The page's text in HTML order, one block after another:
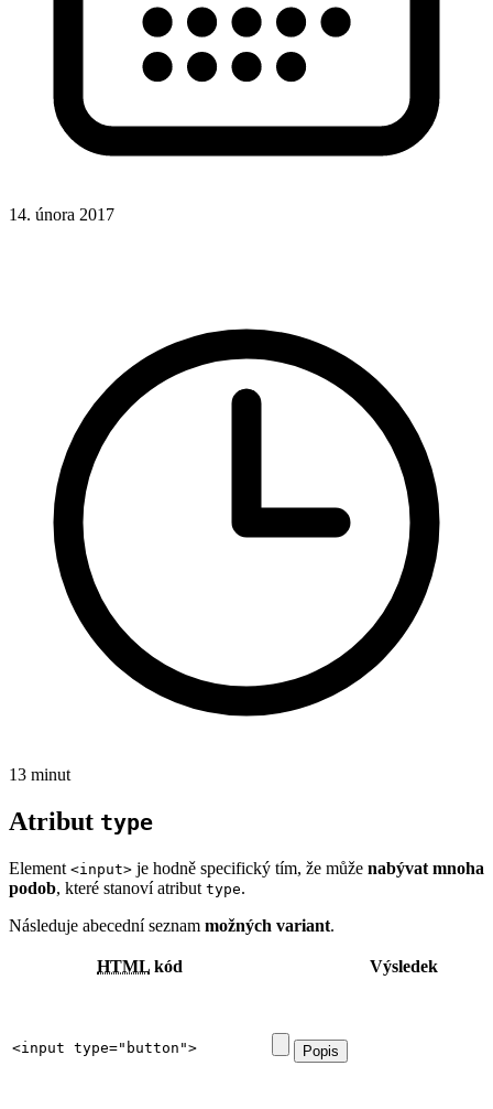
14. února 2017
13 minut
Atribut type
Element <input> je hodně specifický tím, že může nabývat mnoha
podob, které stanoví atribut type.
Následuje abecední seznam možných variant.
HTML kód Výsledek
<input type="button">